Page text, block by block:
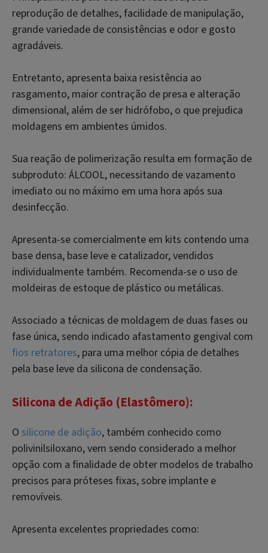
reprodução de detalhes, facilidade de manipulação,
grande variedade de consistências e odor e gosto
agradáveis.
Entretanto, apresenta baixa resistência ao
rasgamento, maior contração de presa e alteração
dimensional, além de ser hidrófobo, o que prejudica
moldagens em ambientes úmidos.
Sua reação de polimerização resulta em formação de
subproduto: ÁLCOOL, necessitando de vazamento
imediato ou no máximo em uma hora após sua
desinfecção.
Apresenta-se comercialmente em kits contendo uma
base densa, base leve e catalizador, vendidos
individualmente também. Recomenda-se o uso de
moldeiras de estoque de plástico ou metálicas.
Associado a técnicas de moldagem de duas fases ou
fase única, sendo indicado afastamento gengival com
fios retratores, para uma melhor cópia de detalhes
pela base leve da silicona de condensação.
Silicona de Adição (Elastômero):
O silicone de adição, também conhecido como
polivinilsiloxano, vem sendo considerado a melhor
opção com a finalidade de obter modelos de trabalho
precisos para próteses fixas, sobre implante e
removíveis.
Apresenta excelentes propriedades como: